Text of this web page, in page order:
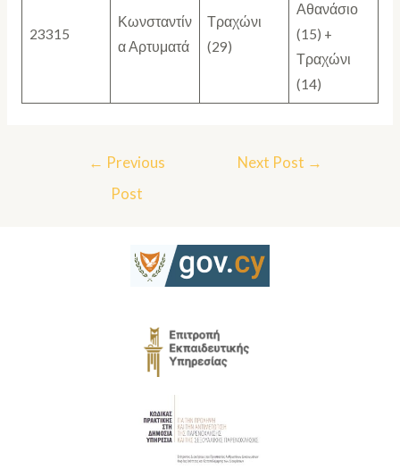
23315
Κωνσταντίν
α Αρτυματά
Τραχώνι
(29)
Αθανάσιο
(15) +
Τραχώνι
(14)
← Previous
Post
Next Post →